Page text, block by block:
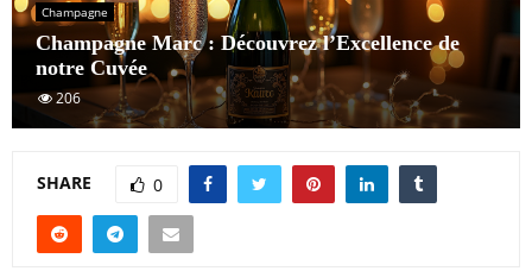
Champagne
Champagne Marc : Découvrez l’Excellence de
notre Cuvée
206
SHARE 0